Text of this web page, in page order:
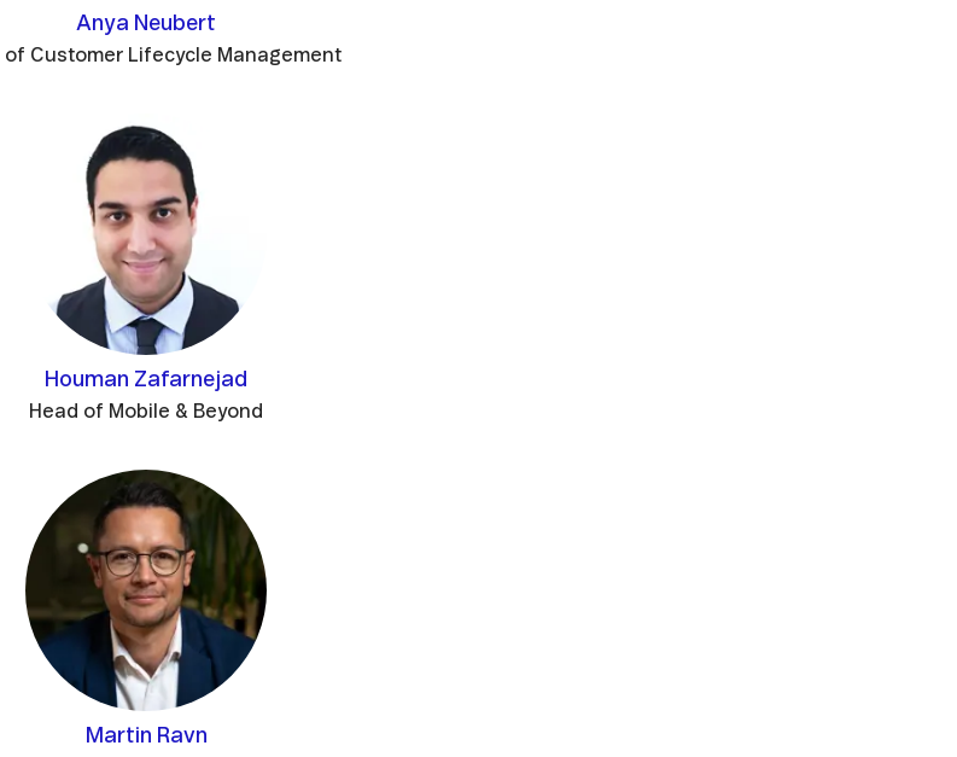
Anya Neubert
of Customer Lifecycle Management
Houman Zafarnejad
Head of Mobile & Beyond
Martin Ravn